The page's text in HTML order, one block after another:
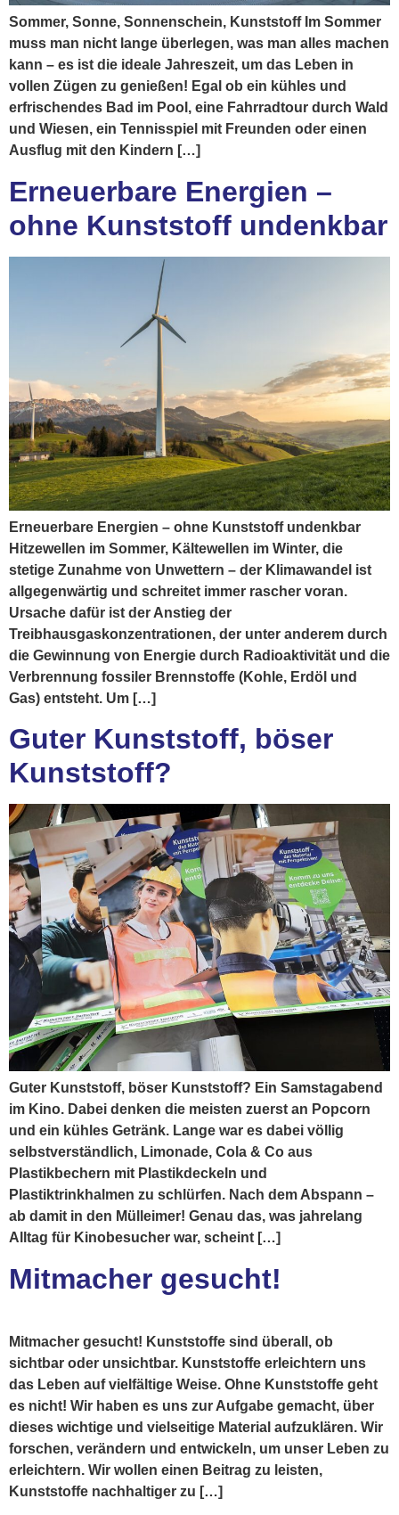
Sommer, Sonne, Sonnenschein, Kunststoff Im Sommer
muss man nicht lange überlegen, was man alles machen
kann – es ist die ideale Jahreszeit, um das Leben in
vollen Zügen zu genießen! Egal ob ein kühles und
erfrischendes Bad im Pool, eine Fahrradtour durch Wald
und Wiesen, ein Tennisspiel mit Freunden oder einen
Ausflug mit den Kindern […]
Erneuerbare Energien –
ohne Kunststoff undenkbar
Erneuerbare Energien – ohne Kunststoff undenkbar
Hitzewellen im Sommer, Kältewellen im Winter, die
stetige Zunahme von Unwettern – der Klimawandel ist
allgegenwärtig und schreitet immer rascher voran.
Ursache dafür ist der Anstieg der
Treibhausgaskonzentrationen, der unter anderem durch
die Gewinnung von Energie durch Radioaktivität und die
Verbrennung fossiler Brennstoffe (Kohle, Erdöl und
Gas) entsteht. Um […]
Guter Kunststoff, böser
Kunststoff?
Guter Kunststoff, böser Kunststoff? Ein Samstagabend
im Kino. Dabei denken die meisten zuerst an Popcorn
und ein kühles Getränk. Lange war es dabei völlig
selbstverständlich, Limonade, Cola & Co aus
Plastikbechern mit Plastikdeckeln und
Plastiktrinkhalmen zu schlürfen. Nach dem Abspann –
ab damit in den Mülleimer! Genau das, was jahrelang
Alltag für Kinobesucher war, scheint […]
Mitmacher gesucht!
Mitmacher gesucht! Kunststoffe sind überall, ob
sichtbar oder unsichtbar. Kunststoffe erleichtern uns
das Leben auf vielfältige Weise. Ohne Kunststoffe geht
es nicht! Wir haben es uns zur Aufgabe gemacht, über
dieses wichtige und vielseitige Material aufzuklären. Wir
forschen, verändern und entwickeln, um unser Leben zu
erleichtern. Wir wollen einen Beitrag zu leisten,
Kunststoffe nachhaltiger zu […]